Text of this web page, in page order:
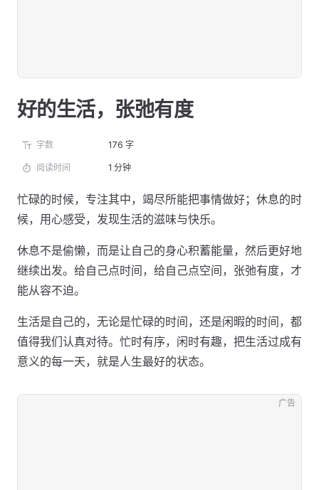
好的生活，张弛有度
字数 176 字
阅读时间 1 分钟
忙碌的时候，专注其中，竭尽所能把事情做好；休息的时
候，用心感受，发现生活的滋味与快乐。
休息不是偷懒，而是让自己的身心积蓄能量，然后更好地
继续出发。给自己点时间，给自己点空间，张弛有度，才
能从容不迫。
生活是自己的，无论是忙碌的时间，还是闲暇的时间，都
值得我们认真对待。忙时有序，闲时有趣，把生活过成有
意义的每一天，就是人生最好的状态。
广告